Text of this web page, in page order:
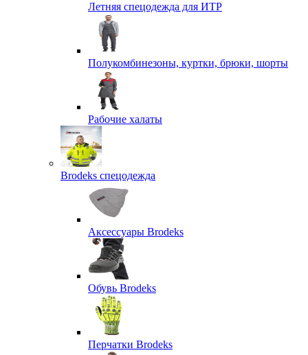
Летняя спецодежда для ИТР
Полукомбинезоны, куртки, брюки, шорты
Рабочие халаты
Brodeks спецодежда
Аксессуары Brodeks
Обувь Brodeks
Перчатки Brodeks